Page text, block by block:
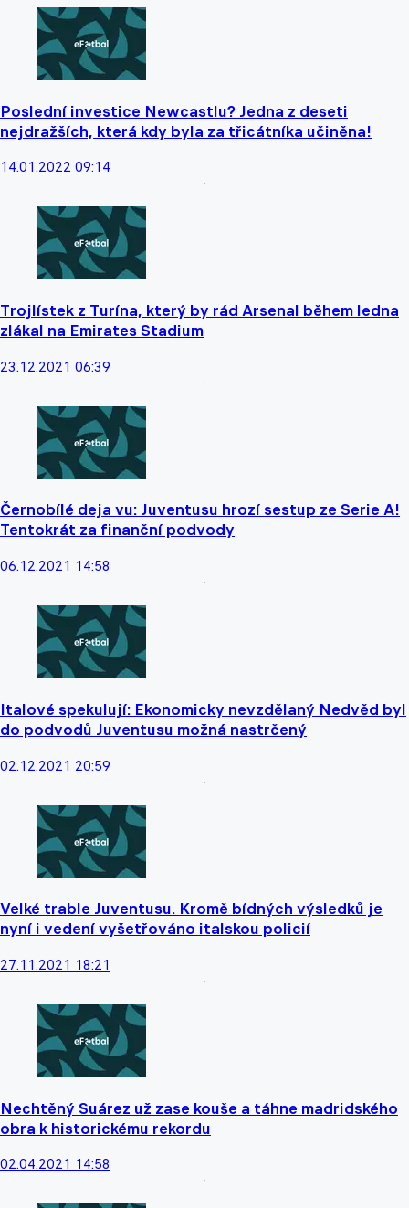
Poslední investice Newcastlu? Jedna z deseti
nejdražších, která kdy byla za třicátníka učiněna!
14.01.2022 09:14
Trojlístek z Turína, který by rád Arsenal během ledna
zlákal na Emirates Stadium
23.12.2021 06:39
Černobílé deja vu: Juventusu hrozí sestup ze Serie A!
Tentokrát za finanční podvody
06.12.2021 14:58
Italové spekulují: Ekonomicky nevzdělaný Nedvěd byl
do podvodů Juventusu možná nastrčený
02.12.2021 20:59
Velké trable Juventusu. Kromě bídných výsledků je
nyní i vedení vyšetřováno italskou policií
27.11.2021 18:21
Nechtěný Suárez už zase kouše a táhne madridského
obra k historickému rekordu
02.04.2021 14:58